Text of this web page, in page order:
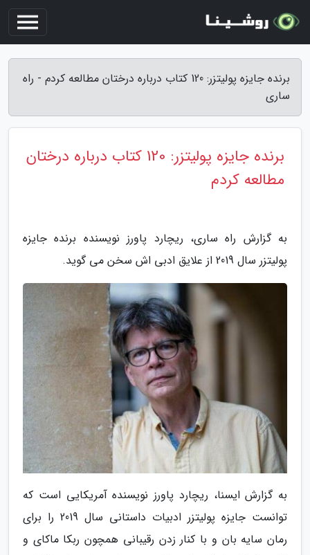
برنده جایزه پولیتزر: 120 کتاب درباره درختان مطالعه کردم - راه
ساری
برنده جایزه پولیتزر: 120 کتاب درباره درختان
مطالعه کردم
به گزارش راه ساری، ریچارد پاورز نویسنده برنده جایزه
پولیتزر سال 2019 از علایق ادبی اش سخن می گوید.
به گزارش ایسنا، ریچارد پاورز نویسنده آمریکایی است که
توانست جایزه پولیتزر ادبیات داستانی سال 2019 را برای
رمان سایه بان و با کنار زدن رقیبانی همچون ربکا ماکای و